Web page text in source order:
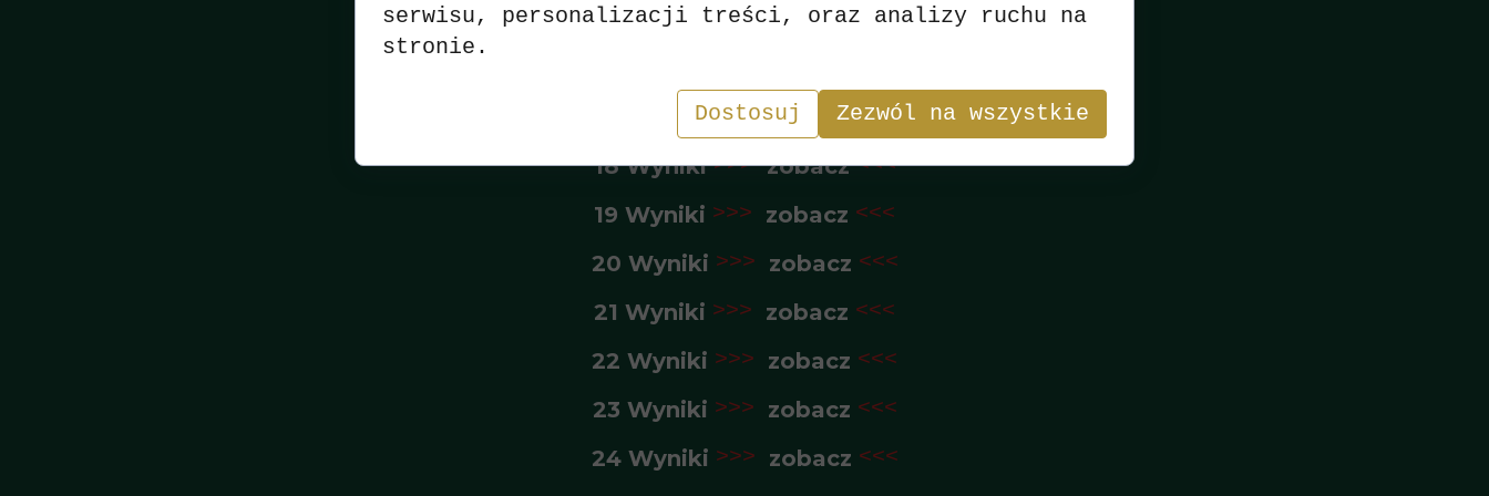
15 Wyniki>>> zobacz <<<
17 Wyniki>>> zobacz <<<
18 Wyniki>>> zobacz <<<
19 Wyniki >>> zobacz <<<
20 Wyniki >>> zobacz <<<
21 Wyniki >>> zobacz <<<
22 Wyniki >>> zobacz <<<
23 Wyniki >>> zobacz <<<
24 Wyniki >>> zobacz <<<
serwisu, personalizacji treści, oraz analizy ruchu na
stronie.
Dostosuj Zezwól na wszystkie